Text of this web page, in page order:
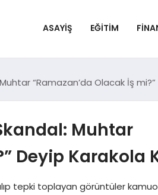
ASAYIŞ EĞITIM
“Ramazan’da Olacak İş
Muhtar
Deyip Karakola
tepki toplayan görüntüler